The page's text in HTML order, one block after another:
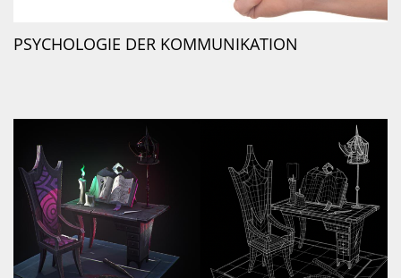
PSYCHOLOGIE DER KOMMUNIKATION